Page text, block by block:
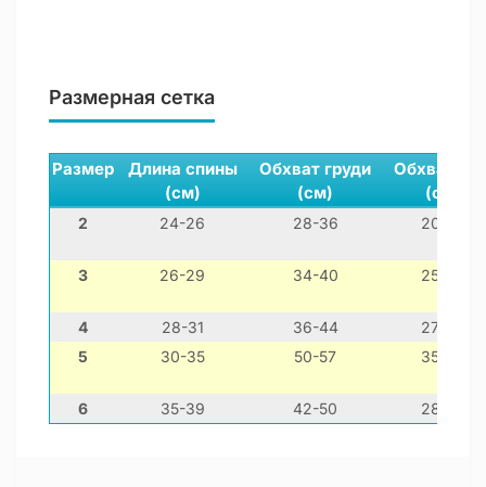
Размерная сетка
Размер
Длина спины
(см)
Обхват груди
(см)
Обхват
(см)
2 24-26 28-36 20-26
3 26-29 34-40 25-30
4 28-31 36-44
27-32
5
30-35 50-57 35-42
6 35-39 42-50 28-36